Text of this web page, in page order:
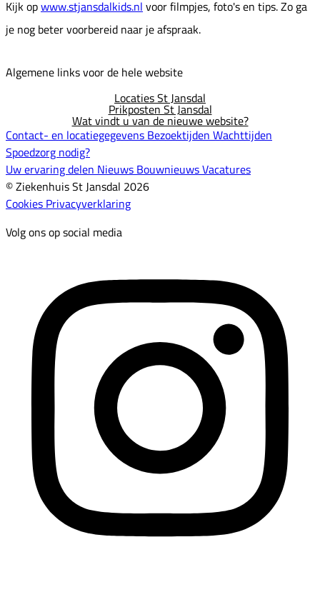
Kijk opwww.stjansdalkids.nl voor filmpjes, foto's en tips. Zo ga
je nog beter voorbereid naar je afspraak.
Algemene links voor de hele website
Locaties St Jansdal
Prikposten St Jansdal
Wat vindt u van de nieuwe website?
Contact- en locatiegegevens Bezoektijden Wachttijden
Spoedzorg nodig?
Uw ervaring delen Nieuws BouwnieuwsVacatures
© Ziekenhuis St Jansdal 2026
Cookies Privacyverklaring
Volg ons op social media